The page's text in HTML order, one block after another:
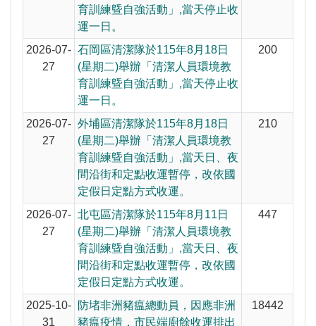
育訓練曁自強活動」,當天停止收
運一日。
2026-07-
27
石岡區清潔隊於115年8月18日
(星期二)舉辦「清潔人員環境教
育訓練曁自強活動」,當天停止收
運一日。
200
2026-07-
27
外埔區清潔隊於115年8月18日
(星期二)舉辦「清潔人員環境教
育訓練曁自強活動」,當天日、夜
間沿街和定點收運暫停，改依國
定假日定點方式收運。
210
2026-07-
27
北屯區清潔隊於115年8月11日
(星期二)舉辦「清潔人員環境教
育訓練曁自強活動」,當天日、夜
間沿街和定點收運暫停，改依國
定假日定點方式收運。
447
2025-10-
31
防堵非洲豬瘟總動員，因應非洲
豬瘟疫情，市民端廚餘收運排出
18442